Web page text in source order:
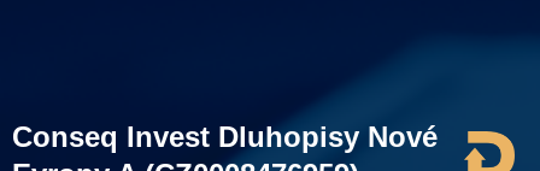
Conseq Invest Dluhopisy Nové